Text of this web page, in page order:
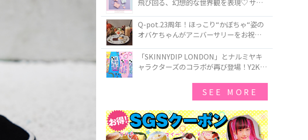
飛び回る、幻想的な世界観を表現♡ サマ
50周年アニバーサリーイヤー』を記念し
たコレクションが登場
Q-pot.23周年！ほっこり“かぼちゃ“姿の
オバケちゃんがアニバーサリーをお祝い
ー」が新発売！Q-pot CAFE.では「かぼち
ゃのオバケーキプレート」も登場
「SKINNYDIP LONDON」とナルミヤキ
ャラクターズのコラボが再び登場！Y2Kム
SEE MORE